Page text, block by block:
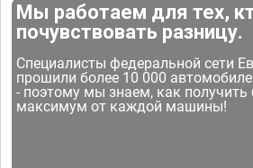
Мы работаем для тех,
почувствовать разницу.
Специалисты федеральной сети
прошили более 10 000
- поэтому мы знаем, как получить
максимум от каждой машины!